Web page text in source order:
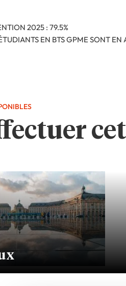
2025 : 79.5%
EN BTS GPME SONT EN